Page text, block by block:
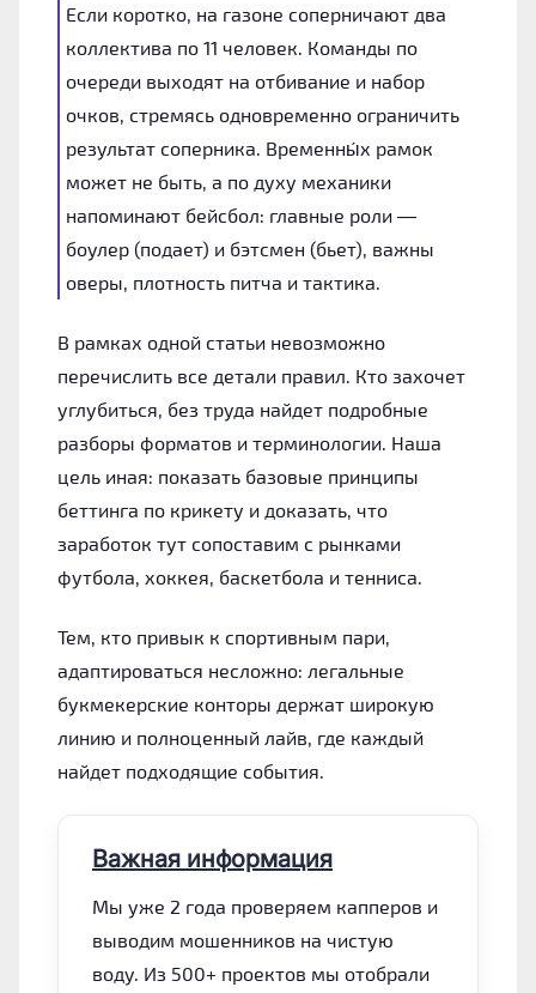
Если коротко, на газоне соперничают два
коллектива по 11 человек. Команды по
очереди выходят на отбивание и набор
очков, стремясь одновременно ограничить
результат соперника. Временны́х рамок
может не быть, а по духу механики
напоминают бейсбол: главные роли —
боулер (подает) и бэтсмен (бьет), важны
оверы, плотность питча и тактика.
В рамках одной статьи невозможно
перечислить все детали правил. Кто захочет
углубиться, без труда найдет подробные
разборы форматов и терминологии. Наша
цель иная: показать базовые принципы
беттинга по крикету и доказать, что
заработок тут сопоставим с рынками
футбола, хоккея, баскетбола и тенниса.
Тем, кто привык к спортивным пари,
адаптироваться несложно: легальные
букмекерские конторы держат широкую
линию и полноценный лайв, где каждый
найдет подходящие события.
Важная информация
Мы уже 2 года проверяем капперов и
выводим мошенников на чистую
воду. Из 500+ проектов мы отобрали